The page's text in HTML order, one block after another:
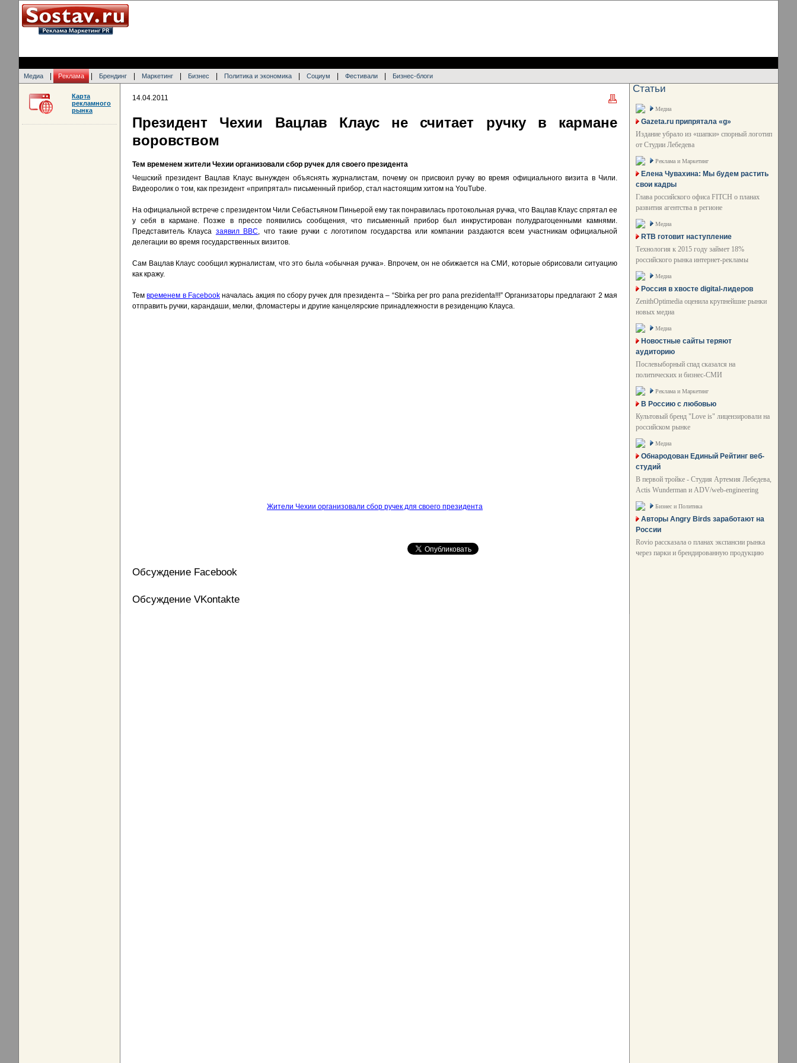
Медиа Реклама Брендинг Маркетинг Бизнес Политика и экономика Социум Фестивали Бизнес-блоги
14.04.2011
Президент Чехии Вацлав Клаус не считает ручку в кармане
воровством
Тем временем жители Чехии организовали сбор ручек для своего президента
Чешский президент Вацлав Клаус вынужден объяснять журналистам, почему он присвоил ручку во время официального визита в Чили.
Видеоролик о том, как президент «припрятал» письменный прибор, стал настоящим хитом на YouTube.
На официальной встрече с президентом Чили Себастьяном Пиньерой ему так понравилась протокольная ручка, что Вацлав Клаус спрятал ее
у себя в кармане. Позже в прессе появились сообщения, что письменный прибор был инкрустирован полудрагоценными камнями.
Представитель Клауса заявил BBC, что такие ручки с логотипом государства или компании раздаются всем участникам официальной
делегации во время государственных визитов.
Сам Вацлав Клаус сообщил журналистам, что это была «обычная ручка». Впрочем, он не обижается на СМИ, которые обрисовали ситуацию
как кражу.
Темвременем в Facebookначалась акция по сбору ручек для президента – “Sbirka per pro pana prezidenta!!!” Организаторы предлагают 2 мая
отправить ручки, карандаши, мелки, фломастеры и другие канцелярские принадлежности в резиденцию Клауса.
Жители Чехии организовали сбор ручек для своего президента
Обсуждение Facebook
Обсуждение VKontakte
Карта
рекламного
рынка
Статьи
Медиа
Gazeta.ru припрятала «g»
Издание убрало из «шапки» спорный логотип
от Студии Лебедева
Реклама и Маркетинг
Елена Чувахина: Мы будем растить
свои кадры
Глава российского офиса FITCH о планах
развития агентства в регионе
Медиа
RTB готовит наступление
Технология к 2015 году займет 18%
российского рынка интернет-рекламы
Медиа
Россия в хвосте digital-лидеров
ZenithOptimedia оценила крупнейшие рынки
новых медиа
Медиа
Новостные сайты теряют
аудиторию
Послевыборный спад сказался на
политических и бизнес-СМИ
Реклама и Маркетинг
В Россию с любовью
Культовый бренд "Love is" лицензировали на
российском рынке
Медиа
Обнародован Единый Рейтинг веб-
студий
В первой тройке - Студия Артемия Лебедева,
Actis Wunderman и ADV/web-engineering
Бизнес и Политика
Авторы Angry Birds заработают на
России
Rovio рассказала о планах экспансии рынка
через парки и брендированную продукцию